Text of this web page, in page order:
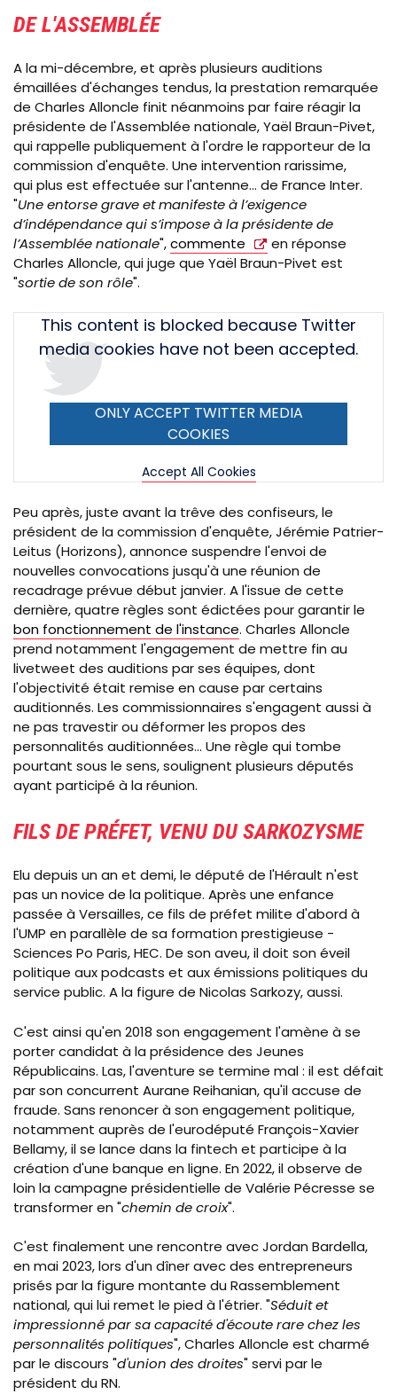
DE L'ASSEMBLÉE
A la mi-décembre, et après plusieurs auditions
émaillées d'échanges tendus, la prestation remarquée
de Charles Alloncle finit néanmoins par faire réagir la
présidente de l'Assemblée nationale, Yaël Braun-Pivet,
qui rappelle publiquement à l'ordre le rapporteur de la
commission d'enquête. Une intervention rarissime,
qui plus est effectuée sur l'antenne... de France Inter.
"Une entorse grave et manifeste à l’exigence
d’indépendance qui s’impose à la présidente de
l’Assemblée nationale",commente
en réponse
Charles Alloncle, qui juge que Yaël Braun-Pivet est
"sortie de son rôle".
TweetThis content is blocked because Twitter
media cookies have not been accepted.
ONLY ACCEPT TWITTER MEDIA
COOKIES
Accept All Cookies
Peu après, juste avant la trêve des confiseurs, le
président de la commission d'enquête, Jérémie Patrier-
Leitus (Horizons), annonce suspendre l'envoi de
nouvelles convocations jusqu'à une réunion de
recadrage prévue début janvier. A l'issue de cette
dernière, quatre règles sont édictées pour garantir le
bon fonctionnement de l'instance. Charles Alloncle
prend notamment l'engagement de mettre fin au
livetweet des auditions par ses équipes, dont
l'objectivité était remise en cause par certains
auditionnés. Les commissionnaires s'engagent aussi à
ne pas travestir ou déformer les propos des
personnalités auditionnées... Une règle qui tombe
pourtant sous le sens, soulignent plusieurs députés
ayant participé à la réunion.
FILS DE PRÉFET, VENU DU SARKOZYSME
Elu depuis un an et demi, le député de l'Hérault n'est
pas un novice de la politique. Après une enfance
passée à Versailles, ce fils de préfet milite d'abord à
l'UMP en parallèle de sa formation prestigieuse -
Sciences Po Paris,HEC. De son aveu, il doit son éveil
politique aux podcasts et aux émissions politiques du
service public. A la figure de Nicolas Sarkozy, aussi.
C'est ainsi qu'en 2018 son engagement l'amène à se
porter candidat à la présidence des Jeunes
Républicains. Las, l'aventure se termine mal : il est défait
par son concurrent Aurane Reihanian, qu'il accuse de
fraude. Sans renoncer à son engagement politique,
notamment auprès de l'eurodéputé François-Xavier
Bellamy, il se lance dans la fintech et participe à la
création d'une banque en ligne. En 2022, il observe de
loin la campagne présidentielle de Valérie Pécresse se
transformer en "chemin de croix".
C'est finalement une rencontre avec Jordan Bardella,
en mai 2023, lors d'un dîner avec des entrepreneurs
prisés par la figure montante du Rassemblement
national, qui lui remet le pied à l'étrier. "Séduit et
impressionné par sa capacité d'écoute rare chez les
personnalités politiques", Charles Alloncle est charmé
par le discours "d'union des droites" servi par le
président du RN.